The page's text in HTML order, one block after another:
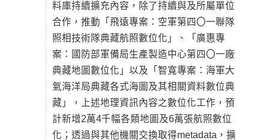
料庫持續擴充內容，除了持續與及所屬單位
合作，推動「飛遠專案：空軍第四〇一聯隊
照相技術隊典藏航照數位化」、「廣惠專
案：國防部軍備局生產製造中心第四〇一廠
典藏地圖數位化」以及「智寬專案：海軍大
氣海洋局典藏各式海圖及其相關資料數位典
藏」，上述地理資訊內容之數位化工作，預
計新增2萬4千幅各類地圖及6萬張航照數位
化；透過與其他機關交換取得metadata，擴